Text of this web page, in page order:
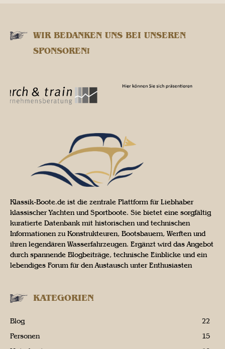
WIR BEDANKEN UNS BEI UNSEREN
SPONSOREN!
Klassik-Boote.de ist die zentrale Plattform für Liebhaber
klassischer Yachten und Sportboote. Sie bietet eine sorgfältig
kuratierte Datenbank mit historischen und technischen
Informationen zu Konstrukteuren, Bootsbauern, Werften und
ihren legendären Wasserfahrzeugen. Ergänzt wird das Angebot
durch spannende Blogbeiträge, technische Einblicke und ein
lebendiges Forum für den Austausch unter Enthusiasten
KATEGORIEN
Blog
22
Personen
15